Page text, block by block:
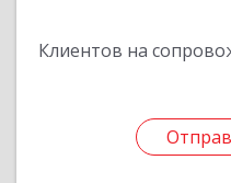
Клиентов на